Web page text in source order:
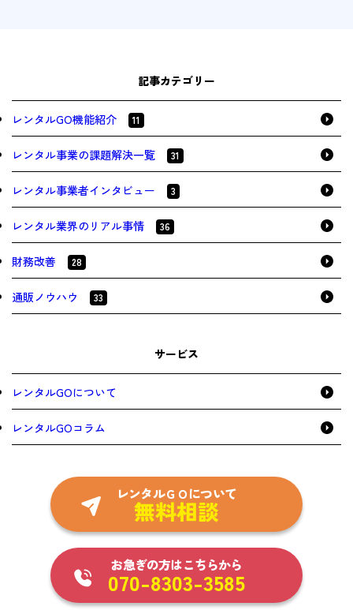
記事カテゴリー
レンタルGO機能紹介 11
レンタル事業の課題解決一覧 31
レンタル事業者インタビュー 3
レンタル業界のリアル事情 36
財務改善 28
通販ノウハウ 33
サービス
レンタルGOについて
レンタルGOコラム
レンタルＧＯについて
無料相談
お急ぎの方はこちらから
070-8303-3585